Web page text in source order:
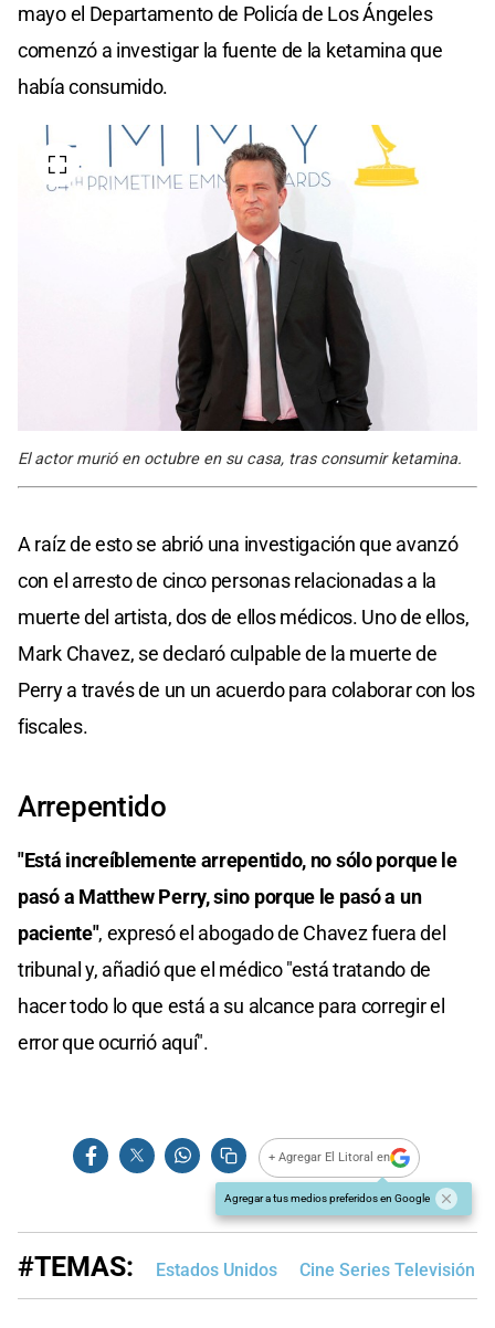
mayo el Departamento de Policía de Los Ángeles
comenzó a investigar la fuente de la ketamina que
había consumido.
El actor murió en octubre en su casa, tras consumir ketamina.
A raíz de esto se abrió una investigación que avanzó
con el arresto de cinco personas relacionadas a la
muerte del artista, dos de ellos médicos. Uno de ellos,
Mark Chavez, se declaró culpable de la muerte de
Perry a través de un un acuerdo para colaborar con los
fiscales.
Arrepentido
"Está increíblemente arrepentido, no sólo porque le
pasó a Matthew Perry, sino porque le pasó a un
paciente", expresó el abogado de Chavez fuera del
tribunal y, añadió que el médico "está tratando de
hacer todo lo que está a su alcance para corregir el
error que ocurrió aquí".
+ Agregar El Litoral en
Agregar a tus medios preferidos en Google
#TEMAS: Estados Unidos Cine Series Televisión